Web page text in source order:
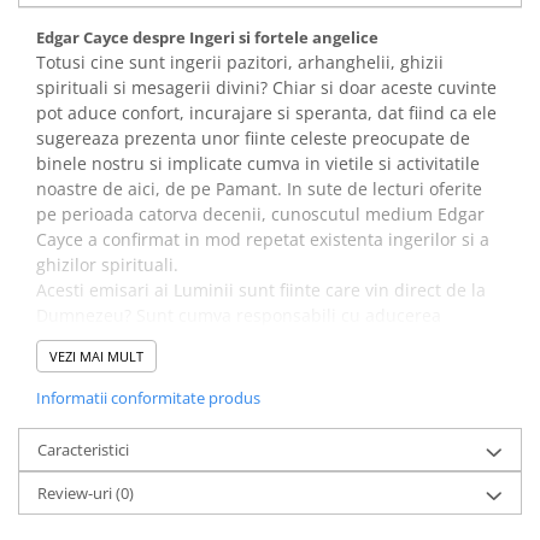
Elevi de 10 plus
Lecturi Scolare
Lumea Copilariei
Ma pregatesc pentru scoala
Manuale - Carte Scolara
Clasa a II-a
Clasa a III-a
Clasa a IV-a
Clasa a VI-a
Clasa a VII-a
Clasa a VIII-a
Clasa I
Clasa pregatitoare
Limbi Straine
Edgar Cayce despre Ingeri si fortele angelice
Totusi cine sunt ingerii pazitori, arhanghelii, ghizii
spirituali si mesagerii divini? Chiar si doar aceste cuvinte
pot aduce confort, incurajare si speranta, dat fiind ca ele
sugereaza prezenta unor fiinte celeste preocupate de
binele nostru si implicate cumva in vietile si activitatile
noastre de aici, de pe Pamant. In sute de lecturi oferite
pe perioada catorva decenii, cunoscutul medium Edgar
Cayce a confirmat in mod repetat existenta ingerilor si a
ghizilor spirituali.
Acesti emisari ai Luminii sunt fiinte care vin direct de la
informatiilor si a calauzirii pentru noi? Daca exista cu
adevarat dupa cum sugereaza Cayce atunci ce rol joaca
in viata noastra si cum putem imbunatati acest rol?
Intelepciunea angelica din lecturile lui Edgar Cayce
Lecturile lui Cayce nu ofera doar perspective spre
mentionarile biblice ale ingerilor care au fost date uitarii
in timp, ci continua prin a descrie cum, in fata unicitatii
VEZI MAI MULT
Informatii conformitate produs
Caracteristici
Review-uri(0)